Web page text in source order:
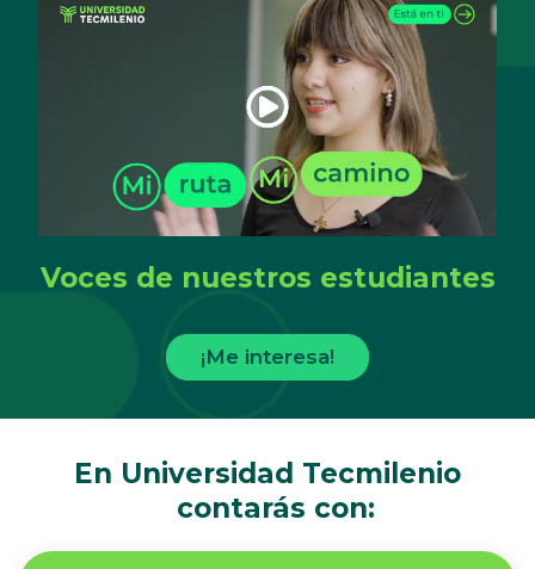
Voces de nuestros estudiantes
¡Me interesa!
En Universidad Tecmilenio
contarás con: